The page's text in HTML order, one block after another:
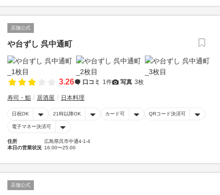
店舗公式
や台ずし 呉中通町
3.26 口コミ 1件 写真 3枚
寿司・鮨 居酒屋 日本料理
日祝OK 21時以降OK カード可 QRコード決済可
電子マネー決済可
住所
広島県呉市中通4-1-4
本日の営業状況 16:00〜25:00
店舗公式